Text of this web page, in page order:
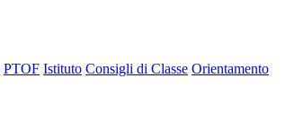
PTOF Istituto Consigli di Classe Orientamento